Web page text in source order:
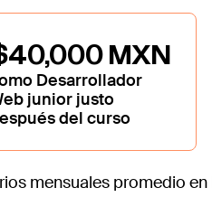
MXN
Desarrollador
junior justo
del curso
mensuales promedio